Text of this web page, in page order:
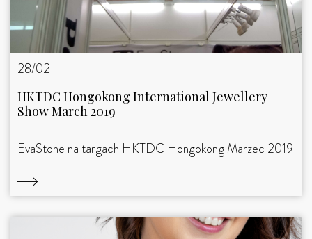
28/02
HKTDC Hongokong International Jewellery
Show March 2019
EvaStone na targach HKTDC Hongokong Marzec 2019